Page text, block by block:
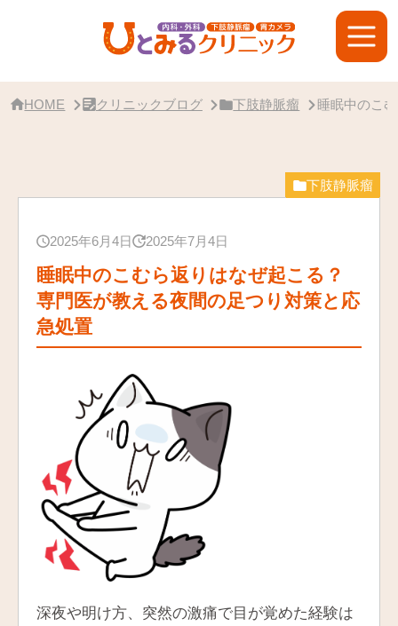
HOME クリニックブログ 下肢静脈瘤 睡眠中のこ
下肢静脈瘤
2025年6月4日 2025年7月4日
睡眠中のこむら返りはなぜ起こる？
専門医が教える夜間の足つり対策と応
急処置
深夜や明け方、突然の激痛で目が覚めた経験は